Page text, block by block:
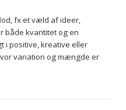
fx et væld af ideer,
både kvantitet og en
i positive, kreative eller
variation og mængde er